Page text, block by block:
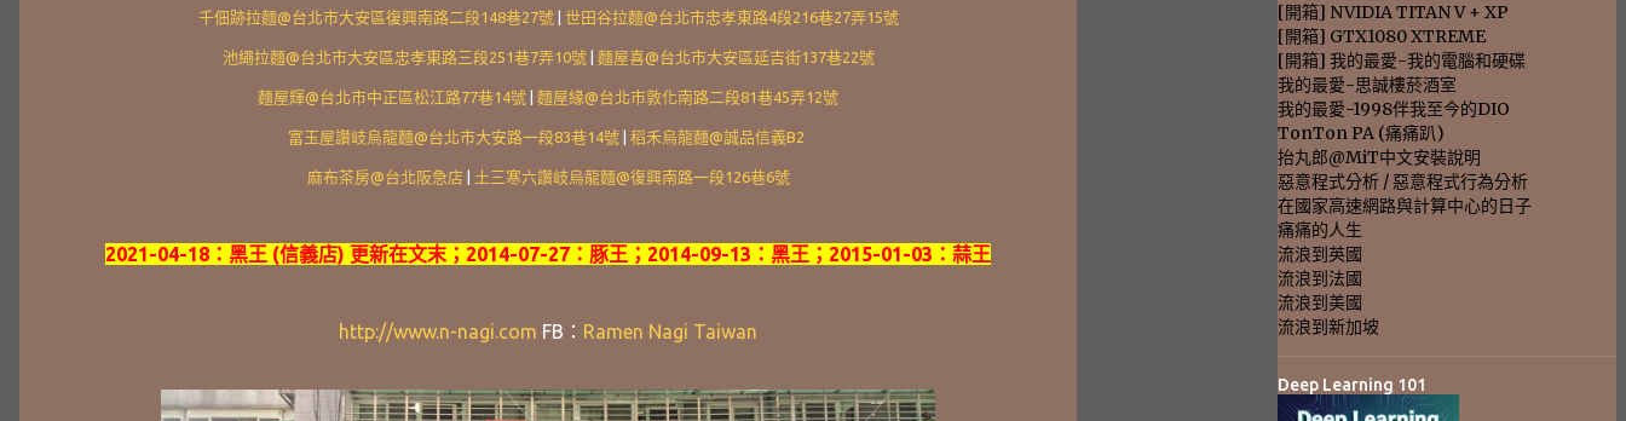
千佃跡拉麵@台北市大安區復興南路二段148巷27號| 世田谷拉麵@台北市忠孝東路4段216巷27弄15號
池繩拉麵@台北市大安區忠孝東路三段251巷7弄10號| 麵屋喜@台北市大安區延吉街137巷22號
麵屋輝@台北市中正區松江路77巷14號 麵屋緣@台北市敦化南路二段81巷45弄12號
富玉屋讚岐烏龍麵@台北市大安路一段83巷14號 稻禾烏龍麵@誠品信義B2
麻布茶房@台北阪急店| 土三寒六讚岐烏龍麵@復興南路一段126巷6號
2021-04-18：黑王 (信義店) 更新在文末；2014-07-27：豚王； 2014-09-13：黑王；2015-01-03：蒜王
http://www.n-nagi.com FB： Ramen Nagi Taiwan
[開箱] NVIDIA TITAN V + XP
[開箱] GTX1080 XTREME
[開箱] 我的最愛-我的電腦和硬碟
我的最愛-思誠樓菸酒室
我的最愛-1998伴我至今的DIO
TonTon PA (痛痛趴)
抬丸郎@MiT中文安裝說明
惡意程式分析 / 惡意程式行為分析
在國家高速網路與計算中心的日子
痛痛的人生
流浪到英國
流浪到法國
流浪到美國
流浪到新加坡
Deep Learning 101